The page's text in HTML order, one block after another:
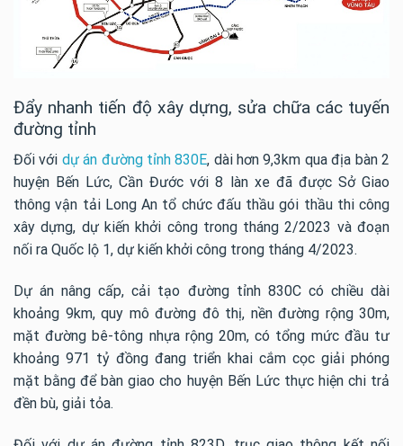
Đẩy nhanh tiến độ xây dựng, sửa chữa các tuyến
đường tỉnh
Đối với dự án đường tỉnh 830E, dài hơn 9,3km qua địa bàn 2
huyện Bến Lức, Cần Đước với 8 làn xe đã được Sở Giao
thông vận tải Long An tổ chức đấu thầu gói thầu thi công
xây dựng, dự kiến khởi công trong tháng 2/2023 và đoạn
nối ra Quốc lộ 1, dự kiến khởi công trong tháng 4/2023.
Dự án nâng cấp, cải tạo đường tỉnh 830C có chiều dài
khoảng 9km, quy mô đường đô thị, nền đường rộng 30m,
mặt đường bê-tông nhựa rộng 20m, có tổng mức đầu tư
khoảng 971 tỷ đồng đang triển khai cắm cọc giải phóng
mặt bằng để bàn giao cho huyện Bến Lức thực hiện chi trả
đền bù, giải tỏa.